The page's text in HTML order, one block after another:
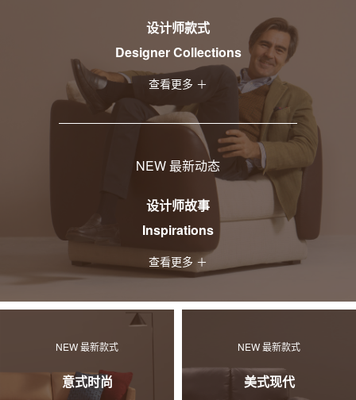
设计师款式
Designer Collections
查看更多 ＋
NEW 最新动态
设计师故事
Inspirations
查看更多 ＋
NEW 最新款式
意式时尚
NEW 最新款式
美式现代